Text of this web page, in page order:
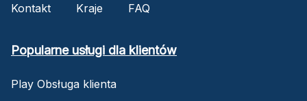
Kontakt
Kraje FAQ
Popularne usługi dla klientów
Play Obsługa klienta